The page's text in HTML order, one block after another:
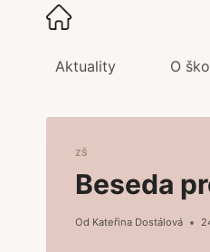
Přeskočit
Aktuality O
ZŠ
Beseda
Od Kateřina Dostálová